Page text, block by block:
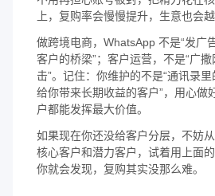
上，复购率会慢慢提升，生意也会越
做跨境电商，WhatsApp 不是“发广
客户的桥梁”；客户运营，不是“广撒
击”。记住：你维护的不是“通讯录
给你带来长期收益的客户”，用心做
户都能发挥最大价值。
如果现在你还没给客户分层，不妨
核心客户和潜力客户，试着用上面
你就会发现，复购其实没那么难。